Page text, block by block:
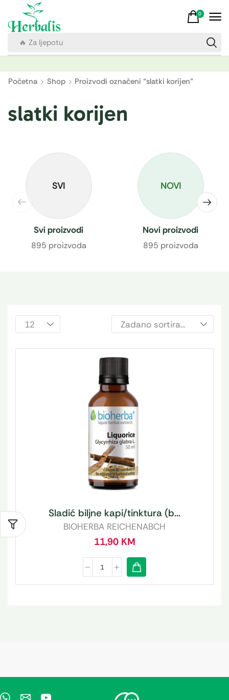
🔥 Za ljepotu
0
Početna Shop Proizvodi označeni “slatki korijen”
slatki korijen
SVI
Svi proizvodi
895 proizvoda
NOVI
Novi proizvodi
895 proizvoda
Sladić biljne kapi/tinktura (b...
BIOHERBA REICHENABCH
11,90 KM